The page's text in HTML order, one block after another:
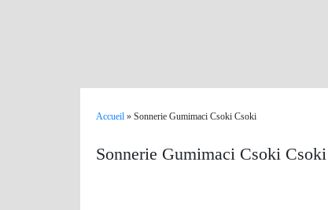
Accueil » Sonnerie Gumimaci Csoki Csoki
Sonnerie Gumimaci Csoki Csoki